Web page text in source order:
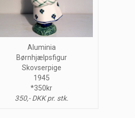
Aluminia
Børnhjælpsfigur
Skovserpige
1945
*350kr
350,- DKK pr. stk.